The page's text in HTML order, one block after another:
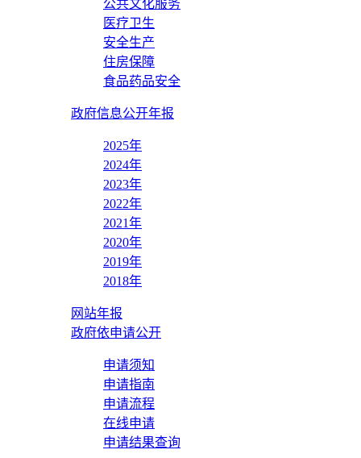
公共文化服务
医疗卫生
安全生产
住房保障
食品药品安全
政府信息公开年报
2025年
2024年
2023年
2022年
2021年
2020年
2019年
2018年
网站年报
政府依申请公开
申请须知
申请指南
申请流程
在线申请
申请结果查询